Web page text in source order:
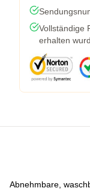
Vollständige
erhalten
Abnehmbare,